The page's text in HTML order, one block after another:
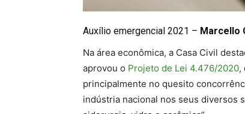
Auxílio emergencial 2021 – Marcello
Na área econômica, a Casa Civil
aprovou o Projeto de Lei 4.476/2020,
principalmente no quesito
indústria nacional nos seus diversos